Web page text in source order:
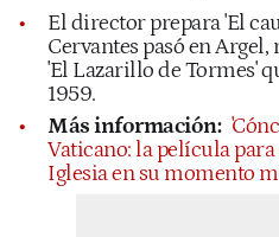
El director prepara 'El
Cervantes pasó en
'El Lazarillo de Tormes'
1959.
Más información:
Vaticano: la película
Iglesia en su momento